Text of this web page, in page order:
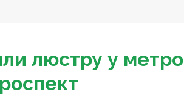
люстру у метро